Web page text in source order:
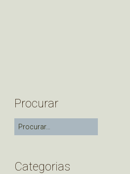
Procurar
Categorias